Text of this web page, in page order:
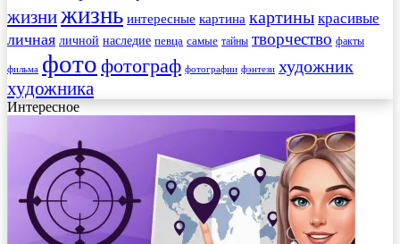
жизнижизнь интересные картина картины красивые
личная личной наследие певца самые тайны творчество факты
фильма фото фотограф фотографии фэнтези художник
художника
Интересное